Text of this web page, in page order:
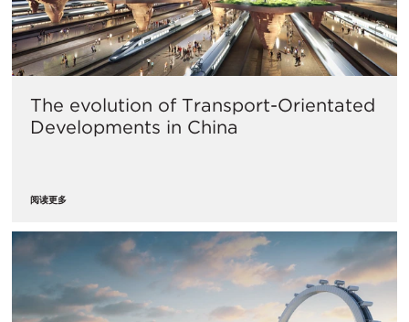
The evolution of Transport-Orientated
Developments in China
阅读更多